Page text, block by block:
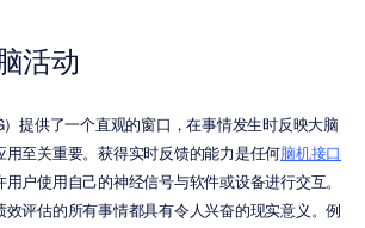
活动
提供了一个直观的窗口，在事情发生时反映大脑
至关重要。获得实时反馈的能力是任何脑机接口
户使用自己的神经信号与软件或设备进行交互。
评估的所有事情都具有令人兴奋的现实意义。例